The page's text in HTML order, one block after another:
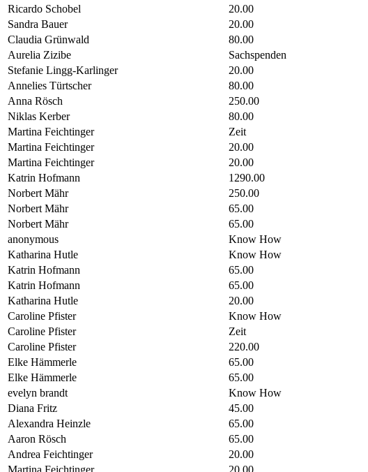
Ricardo Schobel
20.00
Sandra Bauer
20.00
Claudia Grünwald
80.00
Aurelia Zizibe
Sachspenden
Stefanie Lingg-Karlinger
20.00
Annelies Türtscher
80.00
Anna Rösch
250.00
Niklas Kerber
80.00
Martina Feichtinger
Zeit
Martina Feichtinger
20.00
Martina Feichtinger
20.00
Katrin Hofmann
1290.00
Norbert Mähr
250.00
Norbert Mähr
65.00
Norbert Mähr
65.00
anonymous
Know How
Katharina Hutle
Know How
Katrin Hofmann
65.00
Katrin Hofmann
65.00
Katharina Hutle
20.00
Caroline Pfister
Know How
Caroline Pfister
Zeit
Caroline Pfister
220.00
Elke Hämmerle
65.00
Elke Hämmerle
65.00
evelyn brandt
Know How
Diana Fritz
45.00
Alexandra Heinzle
65.00
Aaron Rösch
65.00
Andrea Feichtinger
20.00
Martina Feichtinger
20.00